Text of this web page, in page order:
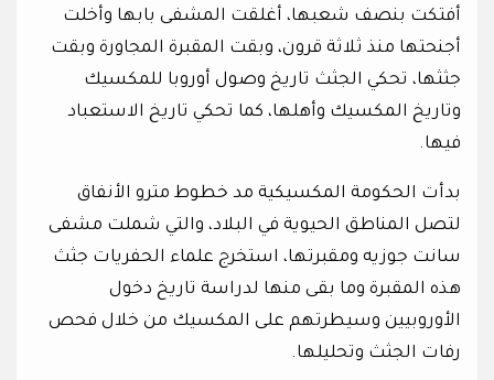
أفتكت بنصف شعبها، أغلقت المشفى بابها وأخلت
أجنحتها منذ ثلاثة قرون، وبقت المقبرة المجاورة وبقت
جثثها، تحكي الجثث تاريخ وصول أوروبا للمكسيك
وتاريخ المكسيك وأهلها، كما تحكي تاريخ الاستعباد
فيها.
بدأت الحكومة المكسيكية مد خطوط مترو الأنفاق
لتصل المناطق الحيوية في البلاد، والتي شملت مشفى
سانت جوزيه ومقبرتها، استخرج علماء الحفريات جثث
هذه المقبرة وما بقى منها لدراسة تاريخ دخول
الأوروبيين وسيطرتهم على المكسيك من خلال فحص
رفات الجثث وتحليلها.